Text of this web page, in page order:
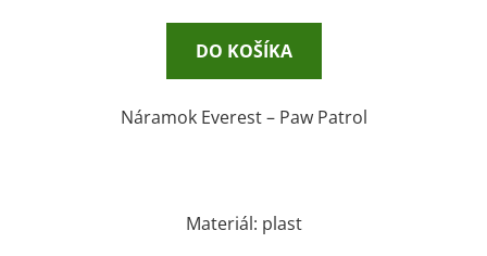
DO KOŠÍKA
Náramok Everest – Paw Patrol
Materiál: plast